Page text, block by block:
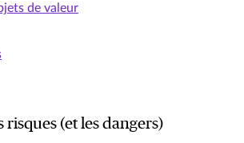
de valeur
risques (et les dangers)